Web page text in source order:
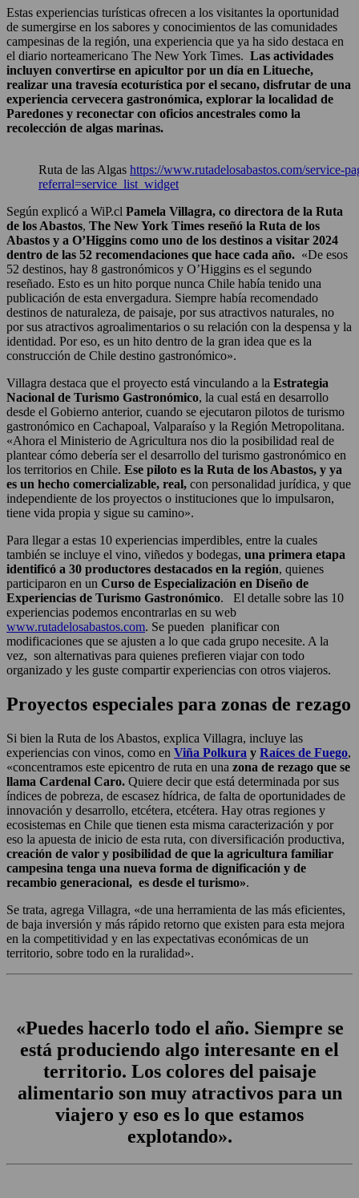
Estas experiencias turísticas ofrecen a los visitantes la oportunidad
de sumergirse en los sabores y conocimientos de las comunidades
campesinas de la región, una experiencia que ya ha sido destaca en
el diario norteamericano The New York Times. Las actividades
incluyen convertirse en apicultor por un día en Litueche,
realizar una travesía ecoturística por el secano, disfrutar de una
experiencia cervecera gastronómica, explorar la localidad de
Paredones y reconectar con oficios ancestrales como la
recolección de algas marinas.
Ruta de las Algas https://www.rutadelosabastos.com/service-
referral=service_list_widget
Según explicó a WiP.cl Pamela Villagra, co directora de la Ruta
de los Abastos, The New York Times reseñó la Ruta de los
Abastos y a O’Higgins como uno de los destinos a visitar 2024
dentro de las 52 recomendaciones que hace cada año. «De esos
52 destinos, hay 8 gastronómicos y O’Higgins es el segundo
reseñado. Esto es un hito porque nunca Chile había tenido una
publicación de esta envergadura. Siempre había recomendado
destinos de naturaleza, de paisaje, por sus atractivos naturales, no
por sus atractivos agroalimentarios o su relación con la despensa y la
identidad. Por eso, es un hito dentro de la gran idea que es la
construcción de Chile destino gastronómico».
Villagra destaca que el proyecto está vinculando a la Estrategia
Nacional de Turismo Gastronómico, la cual está en desarrollo
desde el Gobierno anterior, cuando se ejecutaron pilotos de turismo
gastronómico en Cachapoal, Valparaíso y la Región Metropolitana.
«Ahora el Ministerio de Agricultura nos dio la posibilidad real de
plantear cómo debería ser el desarrollo del turismo gastronómico en
los territorios en Chile. Ese piloto es la Ruta de los Abastos, y ya
es un hecho comercializable, real, con personalidad jurídica, y que
independiente de los proyectos o instituciones que lo impulsaron,
tiene vida propia y sigue su camino».
Para llegar a estas 10 experiencias imperdibles, entre la cuales
también se incluye el vino, viñedos y bodegas, una primera etapa
identificó a 30 productores destacados en la región, quienes
participaron en un Curso de Especialización en Diseño de
Experiencias de Turismo Gastronómico. El detalle sobre las 10
experiencias podemos encontrarlas en su web
www.rutadelosabastos.com. Se pueden planificar con
modificaciones que se ajusten a lo que cada grupo necesite. A la
vez, son alternativas para quienes prefieren viajar con todo
organizado y les guste compartir experiencias con otros viajeros.
Proyectos especiales para zonas de rezago
Si bien la Ruta de los Abastos, explica Villagra, incluye las
experiencias con vinos, como en Viña Polkura y Raíces de Fuego,
«concentramos este epicentro de ruta en una zona de rezago que se
llama Cardenal Caro. Quiere decir que está determinada por sus
índices de pobreza, de escasez hídrica, de falta de oportunidades de
innovación y desarrollo, etcétera, etcétera. Hay otras regiones y
ecosistemas en Chile que tienen esta misma caracterización y por
eso la apuesta de inicio de esta ruta, con diversificación productiva,
creación de valor y posibilidad de que la agricultura familiar
campesina tenga una nueva forma de dignificación y de
recambio generacional, es desde el turismo».
Se trata, agrega Villagra, «de una herramienta de las más eficientes,
de baja inversión y más rápido retorno que existen para esta mejora
en la competitividad y en las expectativas económicas de un
territorio, sobre todo en la ruralidad».
«Puedes hacerlo todo el año. Siempre se
está produciendo algo interesante en el
territorio. Los colores del paisaje
alimentario son muy atractivos para un
viajero y eso es lo que estamos
explotando».